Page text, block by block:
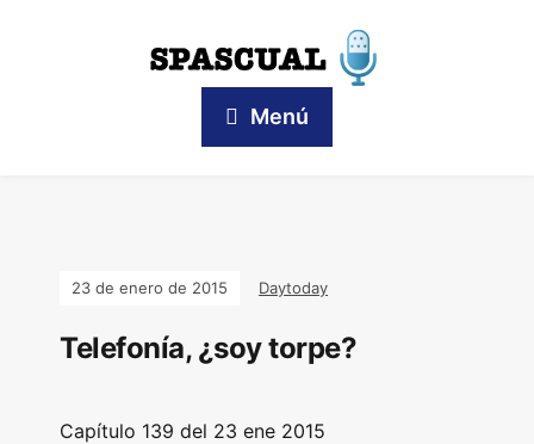
Menú
23 de enero de 2015 Daytoday
Telefonía, ¿soy torpe?
Capítulo 139 del 23 ene 2015